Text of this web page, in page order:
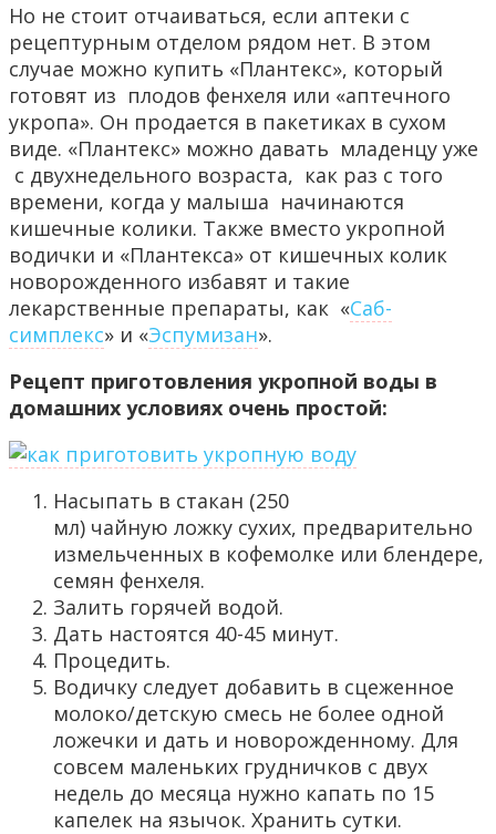
Но не стоит отчаиваться, если аптеки с
рецептурным отделом рядом нет. В этом
случае можно купить «Плантекс», который
готовят из плодов фенхеля или «аптечного
укропа». Он продается в пакетиках в сухом
виде. «Плантекс» можно давать младенцу уже
с двухнедельного возраста, как раз с того
времени, когда у малыша начинаются
кишечные колики. Также вместо укропной
водички и «Плантекса» от кишечных колик
новорожденного избавят и такие
лекарственные препараты, как «Саб-
симплекс» и «Эспумизан».
Рецепт приготовления укропной воды в
домашних условиях очень простой:
Насыпать в стакан (250
мл) чайную ложку сухих, предварительно
измельченных в кофемолке или блендере,
семян фенхеля.
Залить горячей водой.
Дать настоятся 40-45 минут.
Процедить.
Водичку следует добавить в сцеженное
молоко/детскую смесь не более одной
ложечки и дать и новорожденному. Для
совсем маленьких грудничков с двух
недель до месяца нужно капать по 15
капелек на язычок. Хранить сутки.